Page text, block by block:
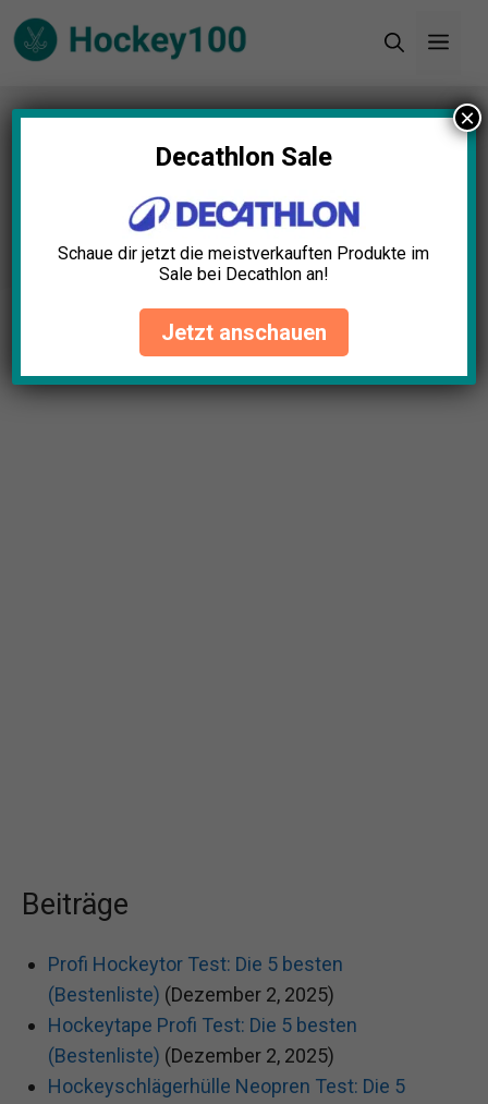
Zum
Inhalt
🗺️ Sitemap
🗺️ Sitemap
Beiträge
Profi Hockeytor Test: Die 5 besten
(Bestenliste) (Dezember 2, 2025)
Hockeytape Profi Test: Die 5 besten
(Bestenliste) (Dezember 2, 2025)
Hockeyschlägerhülle Neopren Test: Die 5
Decathlon Sale
Schaue dir jetzt die meistverkauften Produkte im
Sale bei Decathlon an!
Jetzt anschauen
×